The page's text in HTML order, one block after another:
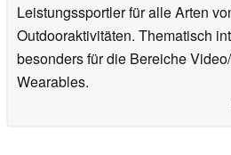
Leistungssportler für alle Arten
Outdooraktivitäten. Thematisch
besonders für die Bereiche
Wearables.